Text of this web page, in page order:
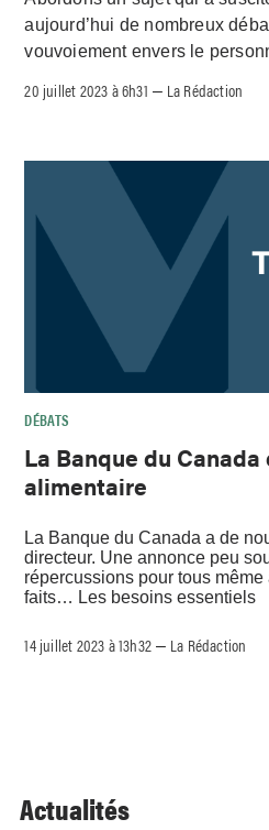
aujourd’hui de nombreux
vouvoiement envers le
20 juillet 2023 à 6h31 – La Rédaction
DÉBATS
La Banque du
alimentaire
La Banque du Canada a de
directeur. Une annonce peu
répercussions pour tous même
faits… Les besoins essentiels
14 juillet 2023 à 13h32 – La Rédaction
Actualités